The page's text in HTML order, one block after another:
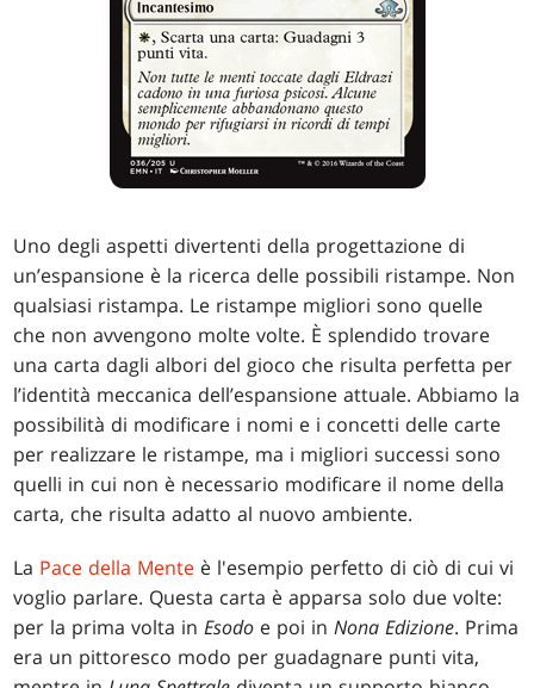
Uno degli aspetti divertenti della progettazione di
un’espansione è la ricerca delle possibili ristampe. Non
qualsiasi ristampa. Le ristampe migliori sono quelle
che non avvengono molte volte. È splendido trovare
una carta dagli albori del gioco che risulta perfetta per
l’identità meccanica dell’espansione attuale. Abbiamo la
possibilità di modificare i nomi e i concetti delle carte
per realizzare le ristampe, ma i migliori successi sono
quelli in cui non è necessario modificare il nome della
carta, che risulta adatto al nuovo ambiente.
La Pace della Mente è l'esempio perfetto di ciò di cui vi
voglio parlare. Questa carta è apparsa solo due volte:
per la prima volta inEsodo e poi inNona Edizione. Prima
era un pittoresco modo per guadagnare punti vita,